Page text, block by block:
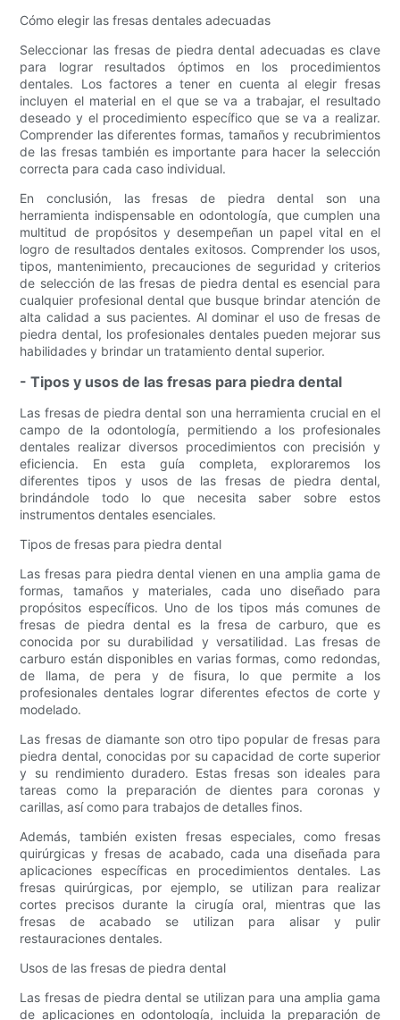
Cómo elegir las fresas dentales adecuadas
Seleccionar las fresas de piedra dental adecuadas es clave
para lograr resultados óptimos en los procedimientos
dentales. Los factores a tener en cuenta al elegir fresas
incluyen el material en el que se va a trabajar, el resultado
deseado y el procedimiento específico que se va a realizar.
Comprender las diferentes formas, tamaños y recubrimientos
de las fresas también es importante para hacer la selección
correcta para cada caso individual.
En conclusión, las fresas de piedra dental son una
herramienta indispensable en odontología, que cumplen una
multitud de propósitos y desempeñan un papel vital en el
logro de resultados dentales exitosos. Comprender los usos,
tipos, mantenimiento, precauciones de seguridad y criterios
de selección de las fresas de piedra dental es esencial para
cualquier profesional dental que busque brindar atención de
alta calidad a sus pacientes. Al dominar el uso de fresas de
piedra dental, los profesionales dentales pueden mejorar sus
habilidades y brindar un tratamiento dental superior.
- Tipos y usos de las fresas para piedra dental
Las fresas de piedra dental son una herramienta crucial en el
campo de la odontología, permitiendo a los profesionales
dentales realizar diversos procedimientos con precisión y
eficiencia. En esta guía completa, exploraremos los
diferentes tipos y usos de las fresas de piedra dental,
brindándole todo lo que necesita saber sobre estos
instrumentos dentales esenciales.
Tipos de fresas para piedra dental
Las fresas para piedra dental vienen en una amplia gama de
formas, tamaños y materiales, cada uno diseñado para
propósitos específicos. Uno de los tipos más comunes de
fresas de piedra dental es la fresa de carburo, que es
conocida por su durabilidad y versatilidad. Las fresas de
carburo están disponibles en varias formas, como redondas,
de llama, de pera y de fisura, lo que permite a los
profesionales dentales lograr diferentes efectos de corte y
modelado.
Las fresas de diamante son otro tipo popular de fresas para
piedra dental, conocidas por su capacidad de corte superior
y su rendimiento duradero. Estas fresas son ideales para
tareas como la preparación de dientes para coronas y
carillas, así como para trabajos de detalles finos.
Además, también existen fresas especiales, como fresas
quirúrgicas y fresas de acabado, cada una diseñada para
aplicaciones específicas en procedimientos dentales. Las
fresas quirúrgicas, por ejemplo, se utilizan para realizar
cortes precisos durante la cirugía oral, mientras que las
fresas de acabado se utilizan para alisar y pulir
restauraciones dentales.
Usos de las fresas de piedra dental
Las fresas de piedra dental se utilizan para una amplia gama
de aplicaciones en odontología, incluida la preparación de